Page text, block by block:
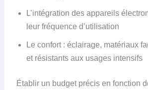
L’intégration des appareils
leur fréquence d’utilisation
Le confort : éclairage, matériaux
et résistants aux usages intensifs
Établir un budget précis en fonction